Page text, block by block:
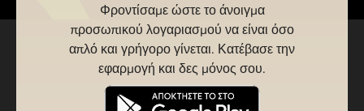
Φροντίσαμε ώστε το άνοιγμα
προσωπικού λογαριασμού να είναι όσο
απλό και γρήγορο γίνεται. Κατέβασε την
εφαρμογή και δες μόνος σου.